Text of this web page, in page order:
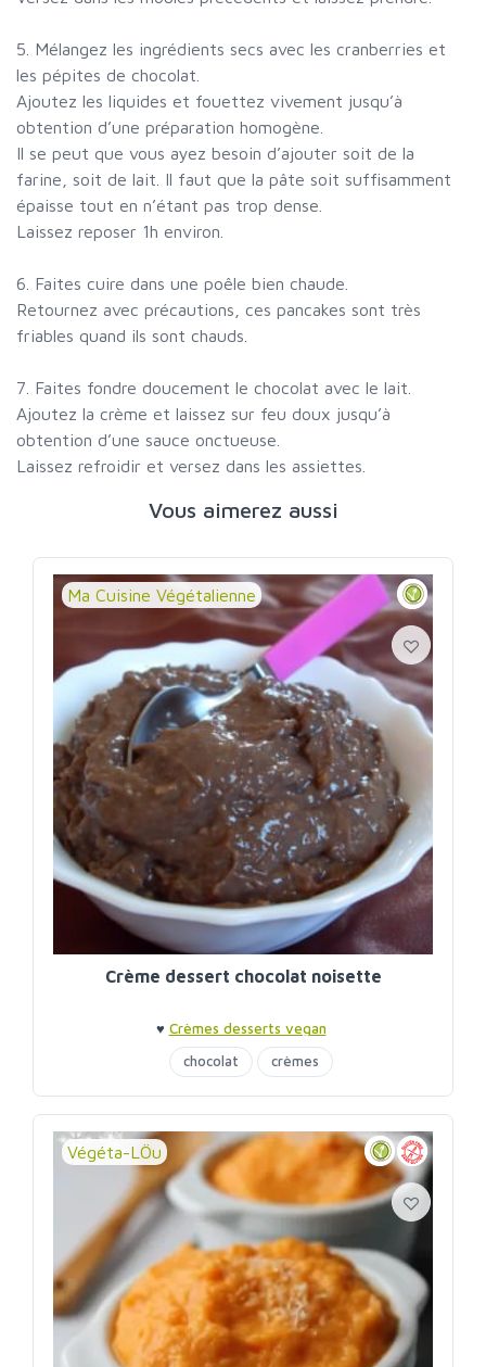
5. Mélangez les ingrédients secs avec les cranberries et
les pépites de chocolat.
Ajoutez les liquides et fouettez vivement jusqu’à
obtention d’une préparation homogène.
Il se peut que vous ayez besoin d’ajouter soit de la
farine, soit de lait. Il faut que la pâte soit suffisamment
épaisse tout en n’étant pas trop dense.
Laissez reposer 1h environ.
6. Faites cuire dans une poêle bien chaude.
Retournez avec précautions, ces pancakes sont très
friables quand ils sont chauds.
7. Faites fondre doucement le chocolat avec le lait.
Ajoutez la crème et laissez sur feu doux jusqu’à
obtention d’une sauce onctueuse.
Laissez refroidir et versez dans les assiettes.
Vous aimerez aussi
Ma Cuisine Végétalienne
Crème dessert chocolat noisette
♥ Crèmes desserts vegan
chocolat
crèmes
Végéta-LÖu